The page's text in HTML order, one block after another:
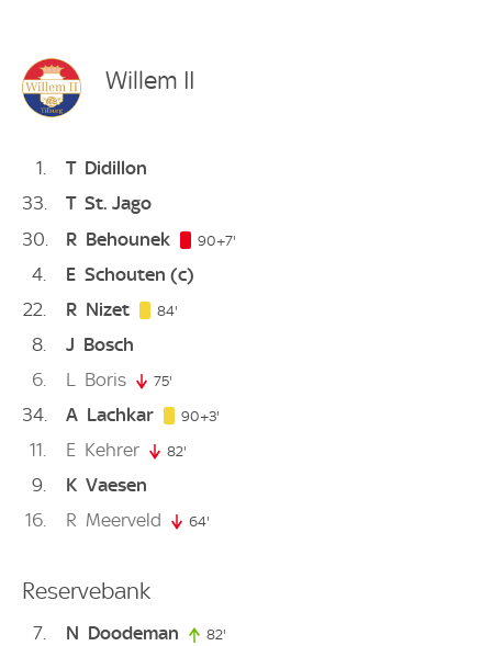
Willem II
1 T Didillon
33
T St. Jago
30
R Behounek 90+7'
4 E Schouten (c)
22
R Nizet 84'
8 J Bosch
6
L Boris 75'
34 A Lachkar 90+3'
11 E Kehrer 82'
9 K Vaesen
16
R Meerveld 64'
Reservebank
7 N Doodeman 82'